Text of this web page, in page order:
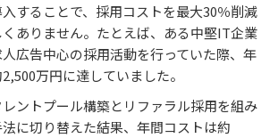
することで、採用コストを最大30％削減
ありません。たとえば、ある中堅IT企業
広告中心の採用活動を行っていた際、年
万円に達していました。
ントプール構築とリファラル採用を組み
に切り替えた結果、年間コストは約